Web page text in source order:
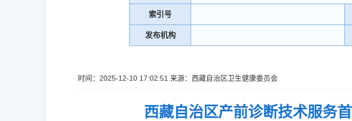
索引号
发布机构
时间：2025-12-10 17:02:51 来源：西藏自治区卫生健康委员会
西藏自治区产前诊断技术服务